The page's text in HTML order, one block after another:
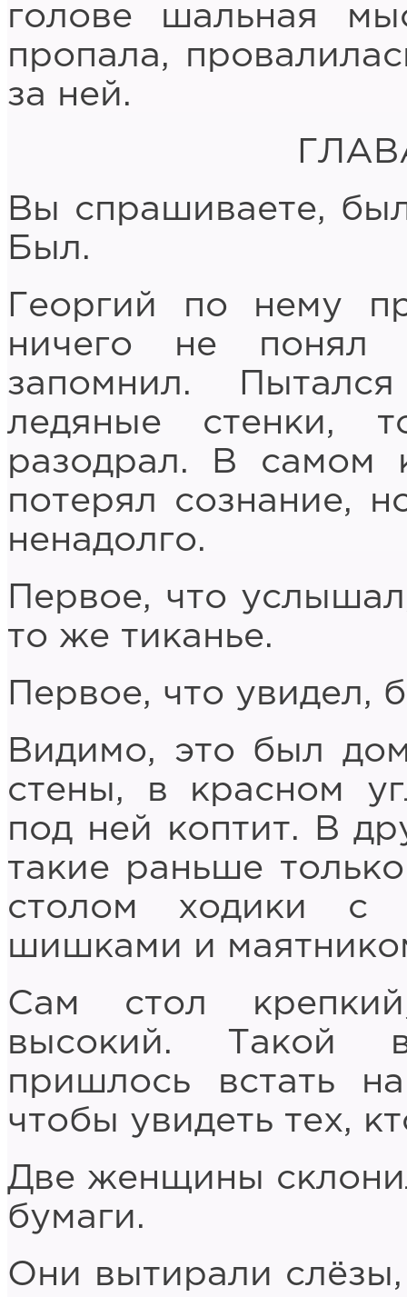
голове шальная
пропала,
за ней.
Вы спрашиваете,
Был.
Георгий по нему
ничего не понял
запомнил.
ледяные стенки,
разодрал. В самом
потерял сознание,
ненадолго.
Первое, что
то же тиканье.
Первое, что увидел,
Видимо, это был
стены, в красном
под ней коптит. В
такие раньше
столом ходики с
шишками и
Сам стол
высокий. Такой
пришлось встать
чтобы увидеть тех,
Две женщины
бумаги.
Они вытирали